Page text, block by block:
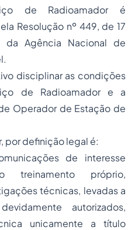
de Radioamador é
Resolução nº 449, de 17
Agência Nacional de
disciplinar as condições
de Radioamador e a
Operador de Estação de
por definição legal é:
de interesse
treinamento próprio,
técnicas, levadas a
autorizados,
unicamente a título